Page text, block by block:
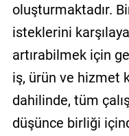
oluşturmaktadır.
isteklerini
artırabilmek için
iş, ürün ve hizmet
dahilinde, tüm
düşünce birliği